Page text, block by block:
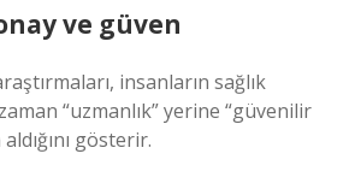
ve güven
insanların sağlık
“uzmanlık” yerine “güvenilir
gösterir.